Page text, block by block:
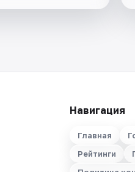
Навигация
Главная
Рейтинги